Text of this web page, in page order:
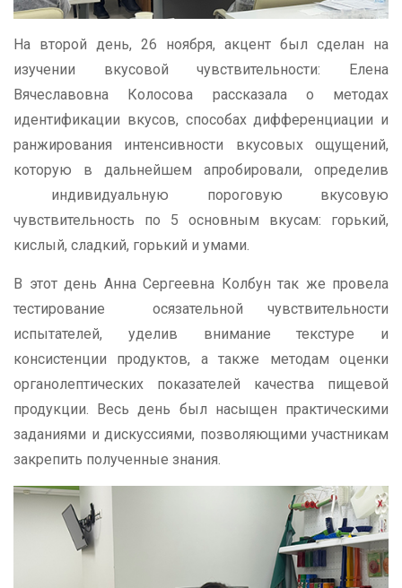
На второй день, 26 ноября, акцент был сделан на
изучении вкусовой чувствительности: Елена
Вячеславовна Колосова рассказала о методах
идентификации вкусов, способах дифференциации и
ранжирования интенсивности вкусовых ощущений,
которую в дальнейшем апробировали, определив
индивидуальную пороговую вкусовую
чувствительность по 5 основным вкусам: горький,
кислый, сладкий, горький и умами.
В этот день Анна Сергеевна Колбун так же провела
тестирование осязательной чувствительности
испытателей, уделив внимание текстуре и
консистенции продуктов, а также методам оценки
органолептических показателей качества пищевой
продукции. Весь день был насыщен практическими
заданиями и дискуссиями, позволяющими участникам
закрепить полученные знания.